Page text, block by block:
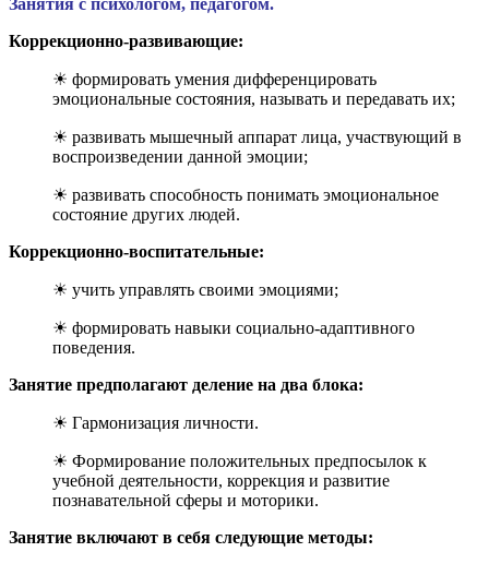
Коррекционно-развивающие:
☀ формировать умения дифференцировать
эмоциональные состояния, называть и передавать их;
☀ развивать мышечный аппарат лица, участвующий в
воспроизведении данной эмоции;
☀ развивать способность понимать эмоциональное
состояние других людей.
Коррекционно-воспитательные:
☀ учить управлять своими эмоциями;
☀ формировать навыки социально-адаптивного
поведения.
Занятие предполагают деление на два блока:
☀ Гармонизация личности.
☀ Формирование положительных предпосылок к
учебной деятельности, коррекция и развитие
познавательной сферы и моторики.
Занятие включают в себя следующие методы: